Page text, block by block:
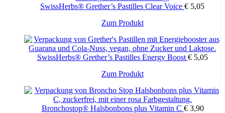
SwissHerbs® Grether’s Pastilles Clear Voice € 5,05
Zum Produkt
SwissHerbs® Grether’s Pastilles Energy Boost €5,05
Zum Produkt
Bronchostop® Halsbonbons plus Vitamin C €3,90